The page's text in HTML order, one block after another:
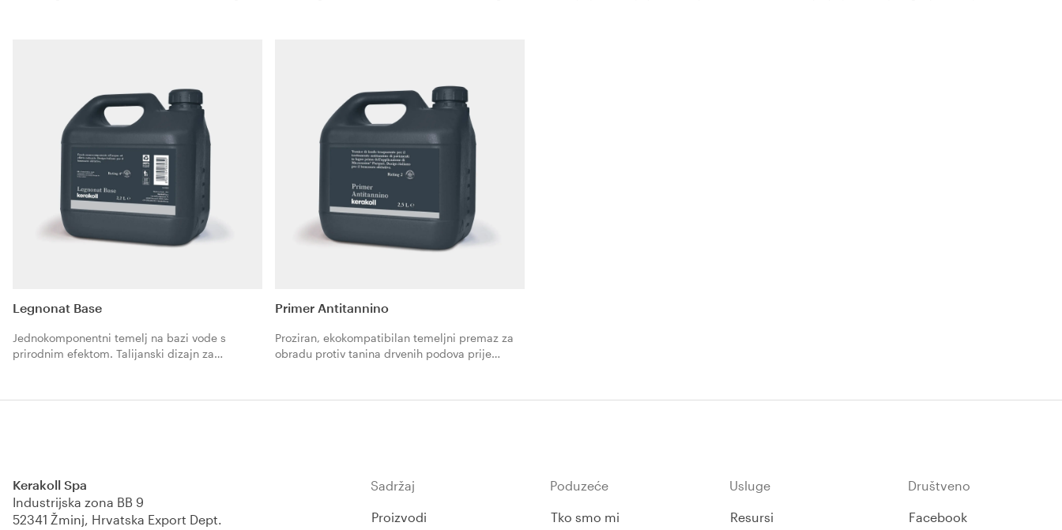
Legnonat Base
Jednokomponentni temelj na bazi vode s
prirodnim efektom. Talijanski dizajn za
Primer Antitannino
Proziran, ekokompatibilan temeljni premaz za
obradu protiv tanina drvenih podova prije
Kerakoll Spa
Industrijska zona BB 9
52341 Žminj, Hrvatska Export Dept.
Sadržaj
Proizvodi
Poduzeće
Tko smo mi
Usluge
Resursi
Društveno
Facebook